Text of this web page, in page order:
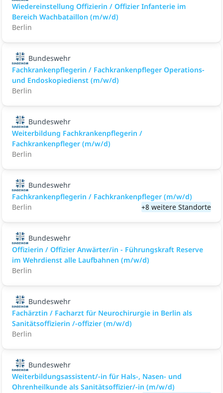
Wiedereinstellung Offizierin / Offizier Infanterie im
Bereich Wachbataillon (m/w/d)
Berlin
Bundeswehr
Fachkrankenpflegerin / Fachkrankenpfleger Operations-
und Endoskopiedienst (m/w/d)
Berlin
Bundeswehr
Weiterbildung Fachkrankenpflegerin /
Fachkrankenpfleger (m/w/d)
Berlin
Bundeswehr
Fachkrankenpflegerin / Fachkrankenpfleger (m/w/d)
Berlin
+8 weitere Standorte
Bundeswehr
Offizierin / Offizier Anwärter/in - Führungskraft Reserve
im Wehrdienst alle Laufbahnen (m/w/d)
Berlin
Bundeswehr
Fachärztin / Facharzt für Neurochirurgie in Berlin als
Sanitätsoffizierin /-offizier (m/w/d)
Berlin
Bundeswehr
Weiterbildungsassistent/-in für Hals-, Nasen- und
Ohrenheilkunde als Sanitätsoffizier/-in (m/w/d)